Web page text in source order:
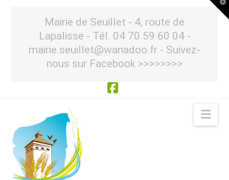
Mairie de Seuillet - 4, route de
Lapalisse - Tél. 04 70 59 60 04 -
mairie.seuillet@wanadoo.fr - Suivez-
nous sur Facebook >>>>>>>>